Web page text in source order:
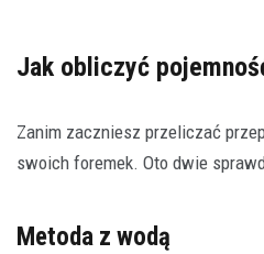
Jak obliczyć
Zanim zaczniesz przeliczać
swoich foremek. Oto dwie
Metoda z wodą